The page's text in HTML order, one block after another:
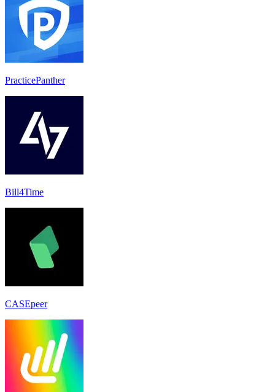
PracticePanther
Bill4Time
CASEpeer